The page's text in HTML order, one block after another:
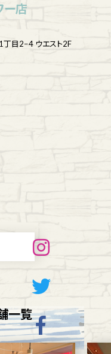
ー店
目2−4 ウエスト2F
一覧